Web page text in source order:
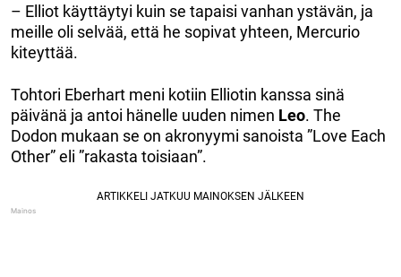
– Elliot käyttäytyi kuin se tapaisi vanhan ystävän, ja
meille oli selvää, että he sopivat yhteen, Mercurio
kiteyttää.
Tohtori Eberhart meni kotiin Elliotin kanssa sinä
päivänä ja antoi hänelle uuden nimen Leo. The
Dodon mukaan se on akronyymi sanoista ”Love Each
Other” eli ”rakasta toisiaan”.